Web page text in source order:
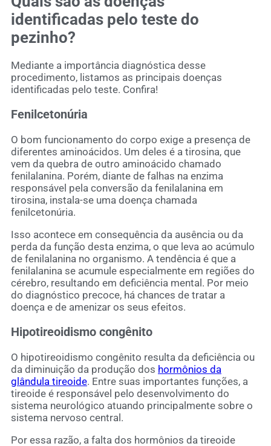
identificadas pelo teste do
pezinho?
Mediante a importância diagnóstica desse
procedimento, listamos as principais doenças
identificadas pelo teste. Confira!
Fenilcetonúria
O bom funcionamento do corpo exige a presença de
diferentes aminoácidos. Um deles é a tirosina, que
vem da quebra de outro aminoácido chamado
fenilalanina. Porém, diante de falhas na enzima
responsável pela conversão da fenilalanina em
tirosina, instala-se uma doença chamada
fenilcetonúria.
Isso acontece em consequência da ausência ou da
perda da função desta enzima, o que leva ao acúmulo
de fenilalanina no organismo. A tendência é que a
fenilalanina se acumule especialmente em regiões do
cérebro, resultando em deficiência mental. Por meio
do diagnóstico precoce, há chances de tratar a
doença e de amenizar os seus efeitos.
Hipotireoidismo congênito
O hipotireoidismo congênito resulta da deficiência ou
da diminuição da produção dos hormônios da
glândula tireoide. Entre suas importantes funções, a
tireoide é responsável pelo desenvolvimento do
sistema neurológico atuando principalmente sobre o
sistema nervoso central.
Por essa razão, a falta dos hormônios da tireoide